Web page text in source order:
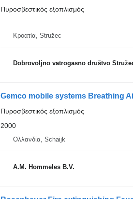
Πυροσβεστικός εξοπλισμός
Κροατία, Stružec
Dobrovoljno vatrogasno društvo
Gemco mobile systems Breathing
Πυροσβεστικός εξοπλισμός
2000
Ολλανδία, Schaijk
A.M. Hommeles B.V.